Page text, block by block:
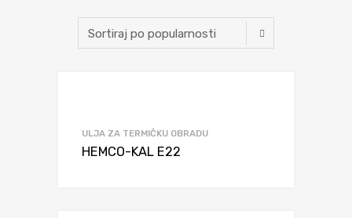
ULJA ZA TERMIČKU OBRADU
HEMCO-KAL E22